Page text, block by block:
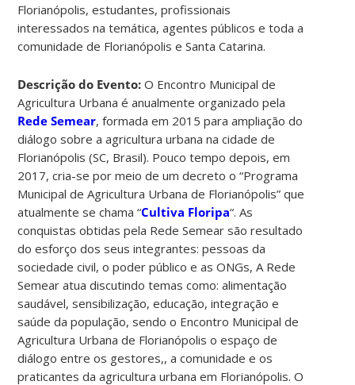
Florianópolis, estudantes, profissionais
interessados na temática, agentes públicos e toda a
comunidade de Florianópolis e Santa Catarina.
Descrição do Evento: O Encontro Municipal de
Agricultura Urbana é anualmente organizado pela
Rede Semear, formada em 2015 para ampliação do
diálogo sobre a agricultura urbana na cidade de
Florianópolis (SC, Brasil). Pouco tempo depois, em
2017, cria-se por meio de um decreto o “Programa
Municipal de Agricultura Urbana de Florianópolis” que
atualmente se chama “Cultiva Floripa“. As
conquistas obtidas pela Rede Semear são resultado
do esforço dos seus integrantes: pessoas da
sociedade civil, o poder público e as ONGs, A Rede
Semear atua discutindo temas como: alimentação
saudável, sensibilização, educação, integração e
saúde da população, sendo o Encontro Municipal de
Agricultura Urbana de Florianópolis o espaço de
diálogo entre os gestores,, a comunidade e os
praticantes da agricultura urbana em Florianópolis. O